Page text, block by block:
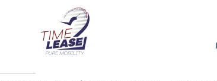
Archivos
agosto 2026
junio 2026